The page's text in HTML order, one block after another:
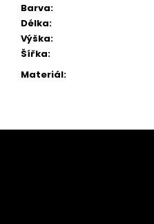
Barva:
Délka:
Výška:
Šířka:
Materiál:
Z